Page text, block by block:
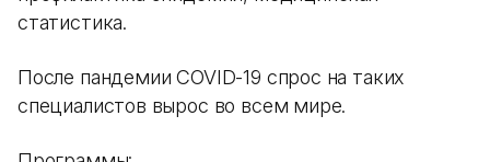
статистика.
После пандемии COVID-19 спрос на таких
специалистов вырос во всем мире.